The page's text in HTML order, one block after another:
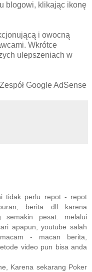
blogowi, klikając ikonę
i owocną
Wkrótce
ulepszeniach w
Google AdSense
tidak perlu repot - repot
berita dll karena
semakin pesat. melalui
apapun, youtube salah
- macan berita,
video pun bisa anda
Karena sekarang Poker